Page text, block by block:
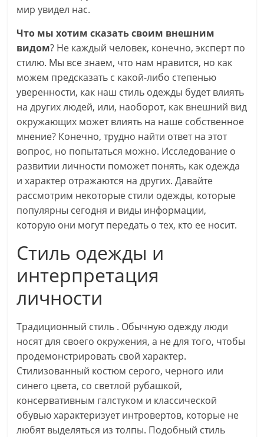
мир увидел нас.
Что мы хотим сказать своим внешним
видом? Не каждый человек, конечно, эксперт по
стилю. Мы все знаем, что нам нравится, но как
можем предсказать с какой-либо степенью
уверенности, как наш стиль одежды будет влиять
на других людей, или, наоборот, как внешний вид
окружающих может влиять на наше собственное
мнение? Конечно, трудно найти ответ на этот
вопрос, но попытаться можно. Исследование о
развитии личности поможет понять, как одежда
и характер отражаются на других. Давайте
рассмотрим некоторые стили одежды, которые
популярны сегодня и виды информации,
которую они могут передать о тех, кто ее носит.
Стиль одежды и
интерпретация
личности
Традиционный стиль . Обычную одежду люди
носят для своего окружения, а не для того, чтобы
продемонстрировать свой характер.
Стилизованный костюм серого, черного или
синего цвета, со светлой рубашкой,
консервативным галстуком и классической
обувью характеризует интровертов, которые не
любят выделяться из толпы. Подобный стиль